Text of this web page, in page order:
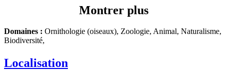
Montrer plus
Domaines : Ornithologie (oiseaux), Zoologie, Animal, Naturalisme,
Biodiversité,
Localisation